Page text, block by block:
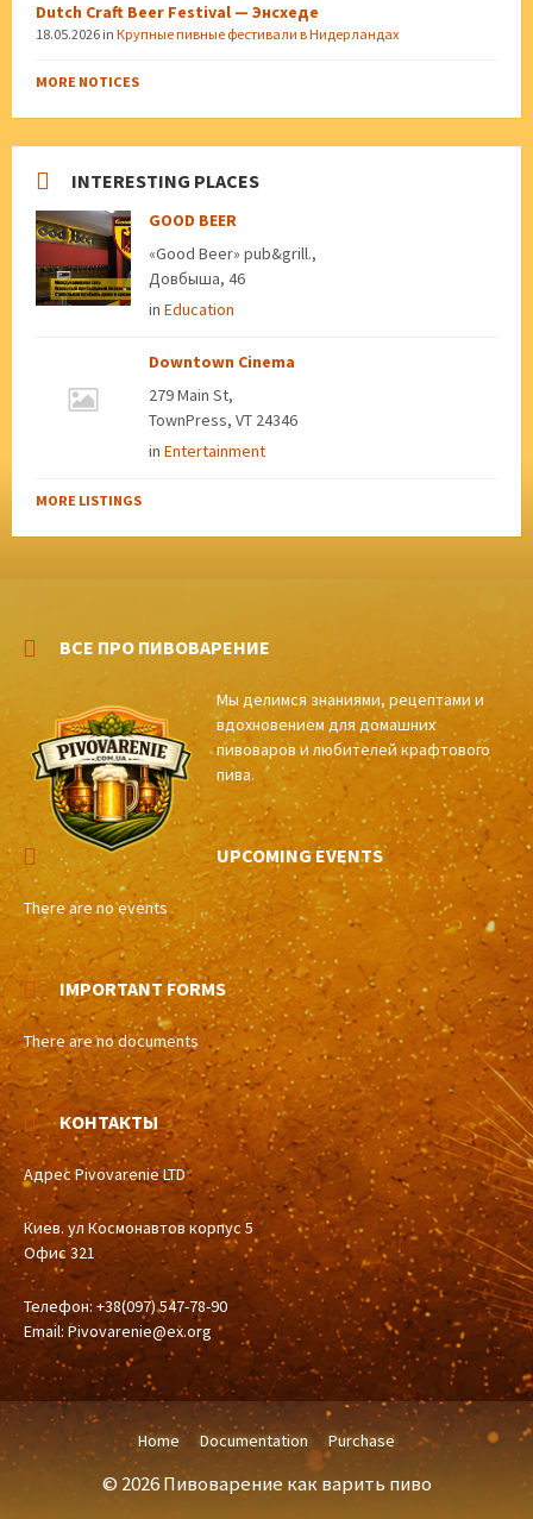
Dutch Craft Beer Festival — Энсхеде
18.05.2026 in Крупные пивные фестивали в Нидерландах
MORE NOTICES
INTERESTING PLACES
GOOD BEER
«Good Beer» pub&grill.,
Довбыша, 46
in Education
Downtown Cinema
279 Main St,
TownPress, VT 24346
in Entertainment
MORE LISTINGS
ВСЕ ПРО ПИВОВАРЕНИЕ
Мы делимся знаниями, рецептами и
вдохновением для домашних
пивоваров и любителей крафтового
пива.
UPCOMING EVENTS
There are no events
IMPORTANT FORMS
There are no documents
КОНТАКТЫ
Адрес Pivovarenie LTD
Киев. ул Космонавтов корпус 5
Офис 321
Телефон: +38(097) 547-78-90
Email: Pivovarenie@ex.org
Home Documentation Purchase
© 2026 Пивоварение как варить пиво